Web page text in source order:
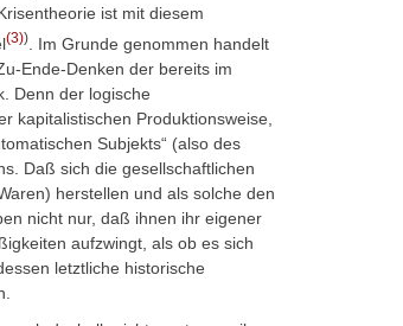
ist mit diesem
(3))
Im Grunde genommen handelt
Ende-Denken der bereits im
Denn der logische
kapitalistischen Produktionsweise,
Subjekts“ (also des
Daß sich die gesellschaftlichen
herstellen und als solche den
nicht nur, daß ihnen ihr eigener
aufzwingt, als ob es sich
letztliche historische